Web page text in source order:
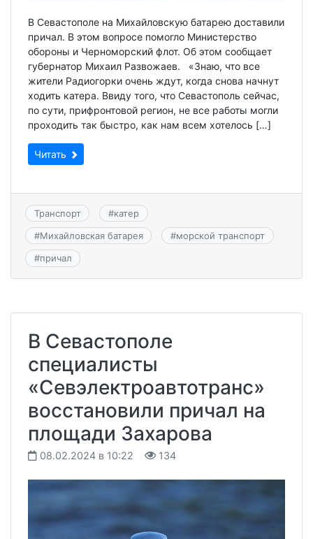
В Севастополе на Михайловскую батарею доставили
причал. В этом вопросе помогло Министерство
обороны и Черноморский флот. Об этом сообщает
губернатор Михаил Развожаев. «Знаю, что все
жители Радиогорки очень ждут, когда снова начнут
ходить катера. Ввиду того, что Севастополь сейчас,
по сути, прифронтовой регион, не все работы могли
проходить так быстро, как нам всем хотелось […]
Читать
Транспорт #катер
#Михайловская батарея #морской транспорт
#причал
В Севастополе
специалисты
«Севэлектроавтотранс»
восстановили причал на
площади Захарова
08.02.2024 в 10:22 134